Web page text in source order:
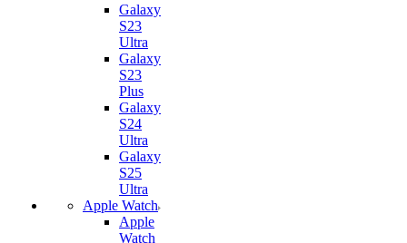
Galaxy
S23
Ultra
Galaxy
S23
Plus
Galaxy
S24
Ultra
Galaxy
S25
Ultra
Apple Watch
Apple
Watch